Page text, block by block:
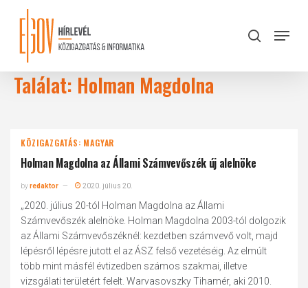
content
search
Menu
Találat: Holman Magdolna
KÖZIGAZGATÁS: MAGYAR
Holman Magdolna az Állami Számvevőszék új alelnöke
byredaktor 2020. július 20.
„2020. július 20-tól Holman Magdolna az Állami
Számvevőszék alelnöke. Holman Magdolna 2003-tól dolgozik
az Állami Számvevőszéknél: kezdetben számvevő volt, majd
lépésről lépésre jutott el az ÁSZ felső vezetéséig. Az elmúlt
több mint másfél évtizedben számos szakmai, illetve
vizsgálati területért felelt. Warvasovszky Tihamér, aki 2010.
Close